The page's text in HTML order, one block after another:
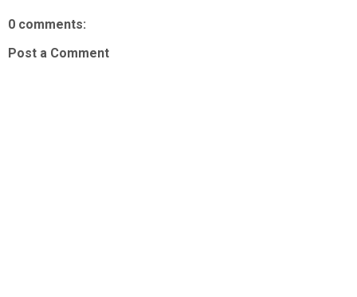
0 comments:
Post a Comment